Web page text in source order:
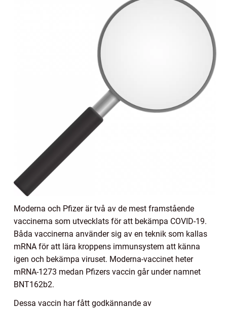
Moderna och Pfizer är två av de mest framstående
vaccinerna som utvecklats för att bekämpa COVID-19.
Båda vaccinerna använder sig av en teknik som kallas
mRNA för att lära kroppens immunsystem att känna
igen och bekämpa viruset. Moderna-vaccinet heter
mRNA-1273 medan Pfizers vaccin går under namnet
BNT162b2.
Dessa vaccin har fått godkännande av